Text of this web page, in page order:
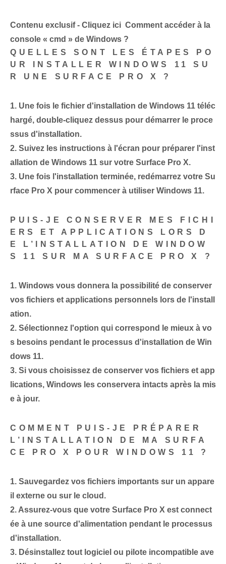
Contenu exclusif - Cliquez ici Comment accéder à la
console « cmd » de Windows ?
QUELLES SONT LES ÉTAPES PO
UR INSTALLER WINDOWS 11 SU
R UNE SURFACE PRO X ?
1. Une fois le fichier d'installation de Windows 11 téléc
hargé, double-cliquez dessus pour démarrer le proce
ssus d'installation.
2. Suivez les instructions à l'écran pour préparer l'inst
allation de Windows 11 sur votre Surface Pro X.
3. Une fois l'installation terminée, redémarrez votre Su
rface Pro X pour commencer à utiliser Windows 11.
PUIS-JE CONSERVER MES FICHI
ERS ET APPLICATIONS LORS D
E L’INSTALLATION DE WINDOW
S 11 SUR MA SURFACE PRO X ?
1. Windows vous donnera la possibilité de conserver
vos fichiers et applications personnels lors de l'install
ation.
2. Sélectionnez l'option qui correspond le mieux à vo
s besoins pendant le processus d'installation de Win
dows 11.
3. Si vous choisissez de conserver vos fichiers et app
lications, Windows les conservera intacts après la mis
e à jour.
COMMENT PUIS-JE PRÉPARER
L’INSTALLATION DE MA SURFA
CE PRO X POUR WINDOWS 11 ?
1. Sauvegardez vos fichiers importants sur un appare
il externe ou sur le cloud.
2. Assurez-vous que votre Surface Pro X est connect
ée à une source d'alimentation pendant le processus
d'installation.
3. Désinstallez tout logiciel ou pilote incompatible ave